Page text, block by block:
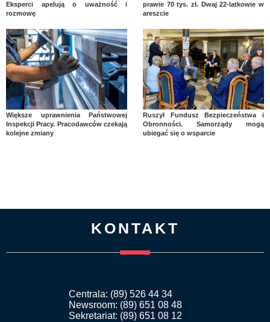
Eksperci apelują o uważność i
rozmowę
prawie 70 tys. zł. Dwaj 22-latkowie w
areszcie
Większe uprawnienia Państwowej
Inspekcji Pracy. Pracodawców czekają
kolejne zmiany
Ruszył Fundusz Bezpieczeństwa i
Obronności. Samorządy mogą
ubiegać się o wsparcie
KONTAKT
Centrala: (89) 526 44 34
Newsroom: (89) 651 08 48
Sekretariat: (89) 651 08 12